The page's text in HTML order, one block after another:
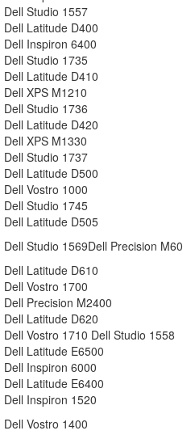
Dell Studio 1557
Dell Latitude D400
Dell Inspiron 6400
Dell Studio 1735
Dell Latitude D410
Dell XPS M1210
Dell Studio 1736
Dell Latitude D420
Dell XPS M1330
Dell Studio 1737
Dell Latitude D500
Dell Vostro 1000
Dell Studio 1745
Dell Latitude D505
Dell Studio 1569Dell Precision M60
Dell Latitude D610
Dell Vostro 1700
Dell Precision M2400
Dell Latitude D620
Dell Vostro 1710 Dell Studio 1558
Dell Latitude E6500
Dell Inspiron 6000
Dell Latitude E6400
Dell Inspiron 1520
Dell Vostro 1400